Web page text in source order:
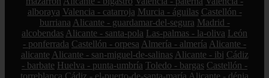
alboraya Valencia - catarroja Murcia - águilas Castellón -
burriana Alicante - guardamar-del-segura Madrid -
alcobendas Alicante - santa-pola Las-palmas - la-oliva León
- ponferrada Castellón - orpesa Almería - almería Alicante -
alicante Alicante - san-miguel-de-salinas Alicante - ibi Cádiz
- barbate Huelva - punta-umbría Toledo - bargas Castellón -
torreblanca Cádiz - el-puerto-de-santa-maría Alicante - dénia